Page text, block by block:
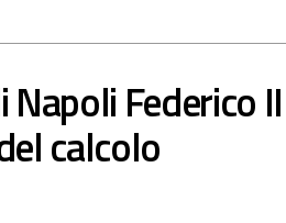
Napoli Federico II
calcolo